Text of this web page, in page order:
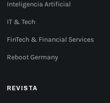
Inteligencia Artificial
IT & Tech
FinTech & Financial Services
Reboot Germany
REVISTA